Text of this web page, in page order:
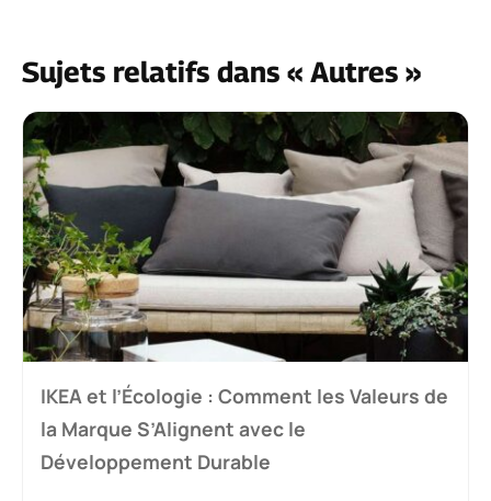
Sujets relatifs dans « Autres »
IKEA et l’Écologie : Comment les Valeurs de
la Marque S’Alignent avec le
Développement Durable